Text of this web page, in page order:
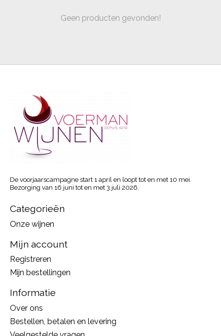
Geen producten gevonden!
De voorjaarscampagne start 1 april en loopt tot en met 10 mei.
Bezorging van 16 juni tot en met 3 juli 2026.
Categorieën
Onze wijnen
Mijn account
Registreren
Mijn bestellingen
Informatie
Over ons
Bestellen, betalen en levering